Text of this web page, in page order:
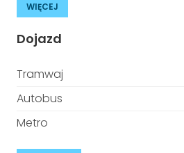
WIĘCEJ
Dojazd
Tramwaj
Autobus
Metro